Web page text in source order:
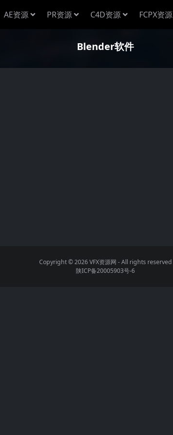
AE资源 PR资源 C4D资源 FCPX资源
Blender软件
Copyright © 2026VFX资源网 - All rights reserved
陕ICP备20005903号-6